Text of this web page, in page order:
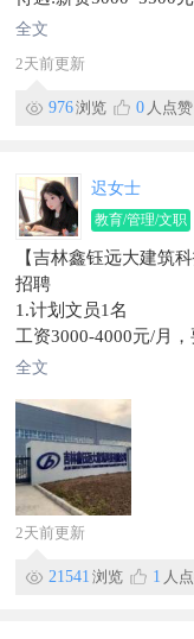
任职要求:吃苦耐劳，
待遇:薪资5000-5500
任职要求:吃苦耐劳，
任职要求:踏实肯干，
4️⃣岗位名称:财务专员
待遇:薪资4000-4500
任职要求:具有专业会
5️⃣岗位名称:行政专员
待遇：薪资3500-4500
任职要求：熟悉电脑
联系电话
信息有效期到10月1日
全文
2天前更新
976浏览 0 人点赞
迟女士
教育/管理/文职
【吉林鑫钰远大建筑
招聘
1.计划文员1名
工资3000-4000元/月
2.会计1人
工作时间8:00-16:30（
提供班车、食堂、宿
工作地址:珲春市合作区
企业简介：
吉林鑫钰远大建筑科
合资企业，注册资本
边境经济合作区建设
全文
2天前更新
21541 浏览 1 人